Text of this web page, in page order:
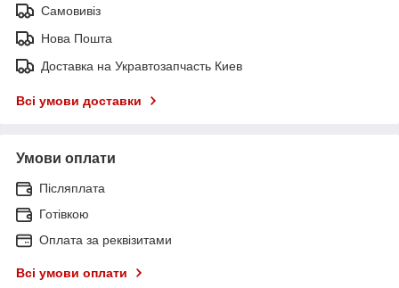
Самовивіз
Нова Пошта
Доставка на Укравтозапчасть Киев
Всі умови доставки
Умови оплати
Післяплата
Готівкою
Оплата за реквізитами
Всі умови оплати